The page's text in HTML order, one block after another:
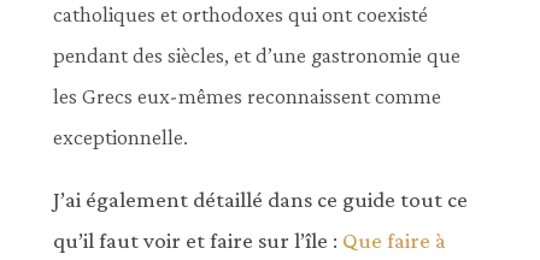
catholiques et orthodoxes qui ont coexisté
pendant des siècles, et d’une gastronomie que
les Grecs eux-mêmes reconnaissent comme
exceptionnelle.
J’ai également détaillé dans ce guide tout ce
qu’il faut voir et faire sur l’île : Que faire à